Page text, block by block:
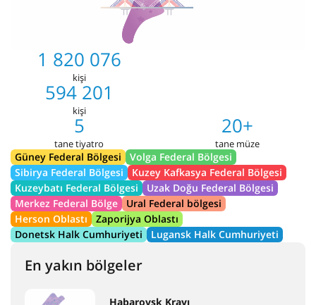
1 820 076
kişi
594 201
kişi
5
tane tiyatro
20+
tane müze
Güney Federal Bölgesi
Volga Federal Bölgesi
Sibirya Federal Bölgesi
Kuzey Kafkasya Federal Bölgesi
Kuzeybatı Federal Bölgesi
Uzak Doğu Federal Bölgesi
Merkez Federal Bölge
Ural Federal bölgesi
Herson Oblastı
Zaporijya Oblastı
Donetsk Halk Cumhuriyeti
Lugansk Halk Cumhuriyeti
En yakın bölgeler
Habarovsk Krayı